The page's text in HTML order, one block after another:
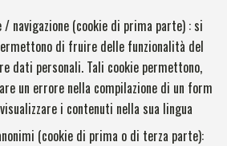
/ navigazione (cookie di prima parte) : si
di fruire delle funzionalità del
dati personali. Tali cookie permettono,
un errore nella compilazione di un form
i contenuti nella sua lingua
(cookie di prima o di terza parte):